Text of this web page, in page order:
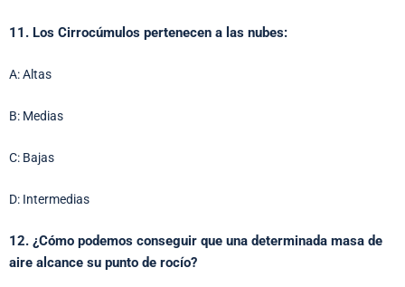
11. Los Cirrocúmulos pertenecen a las nubes:
A: Altas
B: Medias
C: Bajas
D: Intermedias
12. ¿Cómo podemos conseguir que una determinada masa de
aire alcance su punto de rocío?